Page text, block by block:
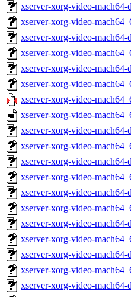
xserver-xorg-video-mach64-
xserver-xorg-video-
xserver-xorg-video-
xserver-xorg-video-
xserver-xorg-video-mach64-
xserver-xorg-video-
xserver-xorg-video-
xserver-xorg-video-
xserver-xorg-video-mach64-
xserver-xorg-video-
xserver-xorg-video-
xserver-xorg-video-
xserver-xorg-video-
xserver-xorg-video-
xserver-xorg-video-
xserver-xorg-video-
xserver-xorg-video-
xserver-xorg-video-
xserver-xorg-video-